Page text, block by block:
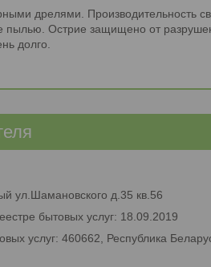
дрелями.
пылью. Острие защищено от
долго.
ул.Шамановского д.35 кв.56
бытовых услуг: 18.09.2019
услуг: 460662, Республика